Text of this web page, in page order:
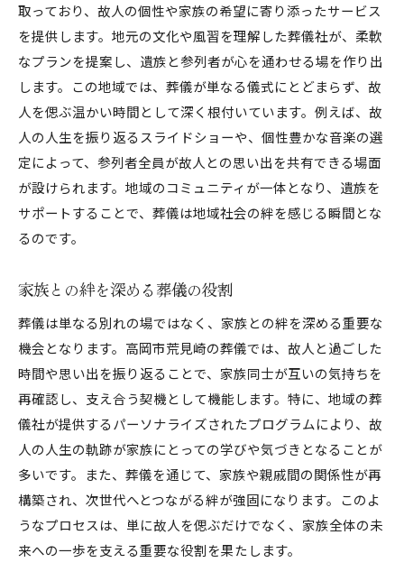
地域文化が反映された葬儀のプログラム
地元の特色を活かした葬儀の魅力
心に響く高岡市荒見崎の葬儀プロセスとは
プロセス全体を通じた心のケア
故人への想いを形にする準備段階
式典中の感動的な瞬間の数々
参列者に伝わる深いメッセージ
葬儀後の心の整理と新たな一歩
高岡市荒見崎の葬儀で遺族に寄り添うサポートの魅
遺族の心に寄り添うスタッフの支援
安心感を与える葬儀後のフォロー
遺族のニーズに応える柔軟な対応
葬儀後の生活再建へのサポート
心理的なサポートの重要性
遺族同士の交流を促す支援
故人を偲ぶ高岡市荒見崎の特別な葬儀プログラム
故人の人生を彩るプログラムの工夫
心に残るお別れの演出
取っており、故人の個性や家族の希望に寄り添ったサービス
を提供します。地元の文化や風習を理解した葬儀社が、柔軟
なプランを提案し、遺族と参列者が心を通わせる場を作り出
します。この地域では、葬儀が単なる儀式にとどまらず、故
人を偲ぶ温かい時間として深く根付いています。例えば、故
人の人生を振り返るスライドショーや、個性豊かな音楽の選
定によって、参列者全員が故人との思い出を共有できる場面
が設けられます。地域のコミュニティが一体となり、遺族を
サポートすることで、葬儀は地域社会の絆を感じる瞬間とな
るのです。
家族との絆を深める葬儀の役割
葬儀は単なる別れの場ではなく、家族との絆を深める重要な
機会となります。高岡市荒見崎の葬儀では、故人と過ごした
時間や思い出を振り返ることで、家族同士が互いの気持ちを
再確認し、支え合う契機として機能します。特に、地域の葬
儀社が提供するパーソナライズされたプログラムにより、故
人の人生の軌跡が家族にとっての学びや気づきとなることが
多いです。また、葬儀を通じて、家族や親戚間の関係性が再
構築され、次世代へとつながる絆が強固になります。このよ
うなプロセスは、単に故人を偲ぶだけでなく、家族全体の未
来への一歩を支える重要な役割を果たします。